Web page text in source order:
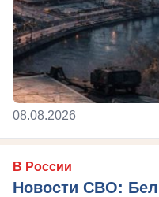
08.08.2026
В России
Новости СВО: